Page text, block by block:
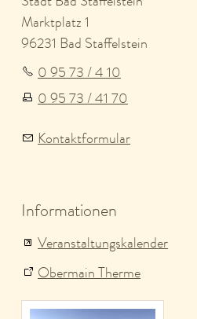
Marktplatz 1
96231 Bad Staffelstein
0 95 73 / 4 10
0 95 73 / 41 70
Kontaktformular
Informationen
Veranstaltungskalender
Obermain Therme